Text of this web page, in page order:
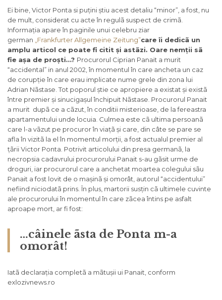
Ei bine, Victor Ponta si puțini știu acest detaliu “minor”, a fost, nu
de mult, considerat cu acte în regulã suspect de crimã.
Informația apare în paginile unui celebru ziar
german
„Frankfurter Allgemeine Zeitung”care îi dedicã un
amplu articol ce poate fi citit și astãzi. Oare nemții sã
fie așa de proști…? Procurorul Ciprian Panait a murit
“accidental” in anul 2002, în momentul în care ancheta un caz
de corupție în care erau implicate nume grele din zona lui
Adrian Nãstase. Tot poporul știe ce apropiere a existat și existã
între premier și sinucigașul închipuit Nãstase. Procurorul Panait
a murit dupã ce a cãzut, în conditii misterioase, de la fereastra
apartamentului unde locuia. Culmea este cã ultima persoanã
care l-a vãzut pe procuror în viațã și care, din câte se pare se
afla în vizitã la el în momentul morții, a fost actualul premier al
țãrii Victor Ponta. Potrivit articolului din presa germanã, la
necropsia cadavrului procurorului Panait s-au gãsit urme de
droguri, iar procurorul care a anchetat moartea colegului sãu
Panait a fost lovit de o mașinã și omorât, autorul “accidentului”
nefiind niciodatã prins. În plus, martorii susțin cã ultimele cuvinte
ale procurorului în momentul în care zãcea întins pe asfalt
aproape mort, ar fi fost:
…câinele ãsta de Ponta m-a
omorât!
Iatã declarația completã a mãtușii ui Panait, conform
exlozivnews.ro